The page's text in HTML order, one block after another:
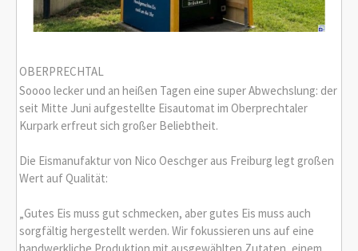
OBERPRECHTAL
Soooo lecker und an heißen Tagen eine super Abwechslung: der
seit Mitte Juni aufgestellte Eisautomat im Oberprechtaler
Kurpark erfreut sich großer Beliebtheit.
Die Eismanufaktur von Nico Oeschger aus Freiburg legt großen
Wert auf Qualität:
„Gutes Eis muss gut schmecken, aber gutes Eis muss auch
sorgfältig hergestellt werden. Wir fokussieren uns auf eine